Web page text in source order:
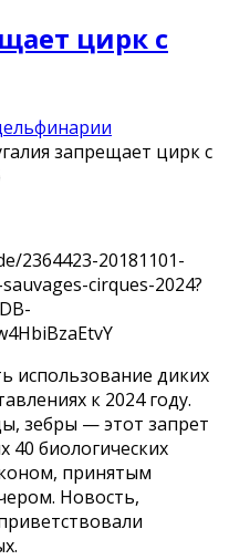
цирк с
запрещает цирк с
2364423-20181101-
cirques-2024?
использование диких
к 2024 году.
зебры — этот запрет
40 биологических
принятым
Новость,